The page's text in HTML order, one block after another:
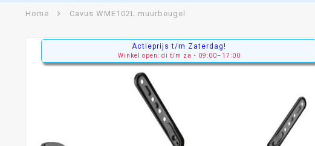
Home Cavus WME102L muurbeugel
Actieprijs t/m Zaterdag!
Winkel open: di t/m za • 09:00–17:00